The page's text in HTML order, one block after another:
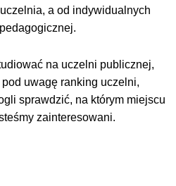
a od indywidualnych
na uczelni publicznej,
uwagę ranking uczelni,
sprawdzić, na którym miejscu
zainteresowani.